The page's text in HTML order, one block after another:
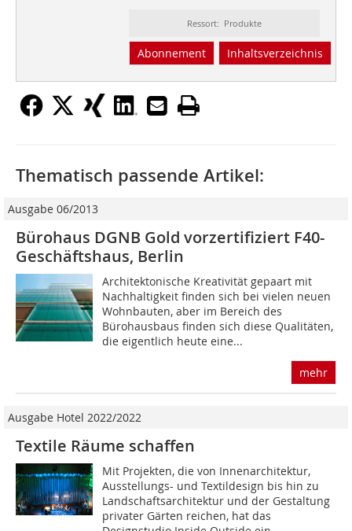
Ressort: Produkte
Abonnement Inhaltsverzeichnis
Thematisch passende Artikel:
Ausgabe 06/2013
Bürohaus DGNB Gold vorzertifiziert F40-
Geschäftshaus, Berlin
Architektonische Kreativität gepaart mit
Nachhaltigkeit finden sich bei vielen neuen
Wohnbauten, aber im Bereich des
Bürohausbaus finden sich diese Qualitäten,
die eigentlich heute eine...
mehr
Ausgabe Hotel 2022/2022
Textile Räume schaffen
Mit Projekten, die von Innenarchitektur,
Ausstellungs- und Textildesign bis hin zu
Landschaftsarchitektur und der Gestaltung
privater Gärten reichen, hat das